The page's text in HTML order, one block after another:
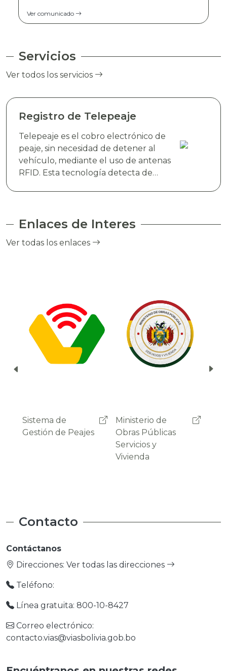
Ver comunicado
Servicios
Ver todos los servicios
Registro de Telepeaje
Telepeaje es el cobro electrónico de
peaje, sin necesidad de detener al
vehículo, mediante el uso de antenas
RFID. Esta tecnología detecta de
el cobro de peaje a través del debito
usuario.
Enlaces de Interes
Ver todas los enlaces
Ministerio de
Obras Públicas
Administradora
Boliviana de
Carreteras
Contacto
Contáctanos
Direcciones: Ver todas las direcciones
Teléfono:
Línea gratuita: 800-10-8427
Correo electrónico:
contacto.vias@viasbolivia.gob.bo